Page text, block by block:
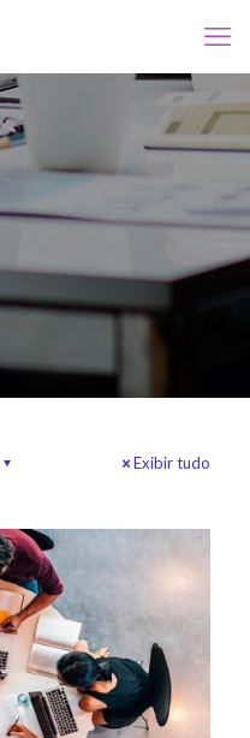
Exibir tudo